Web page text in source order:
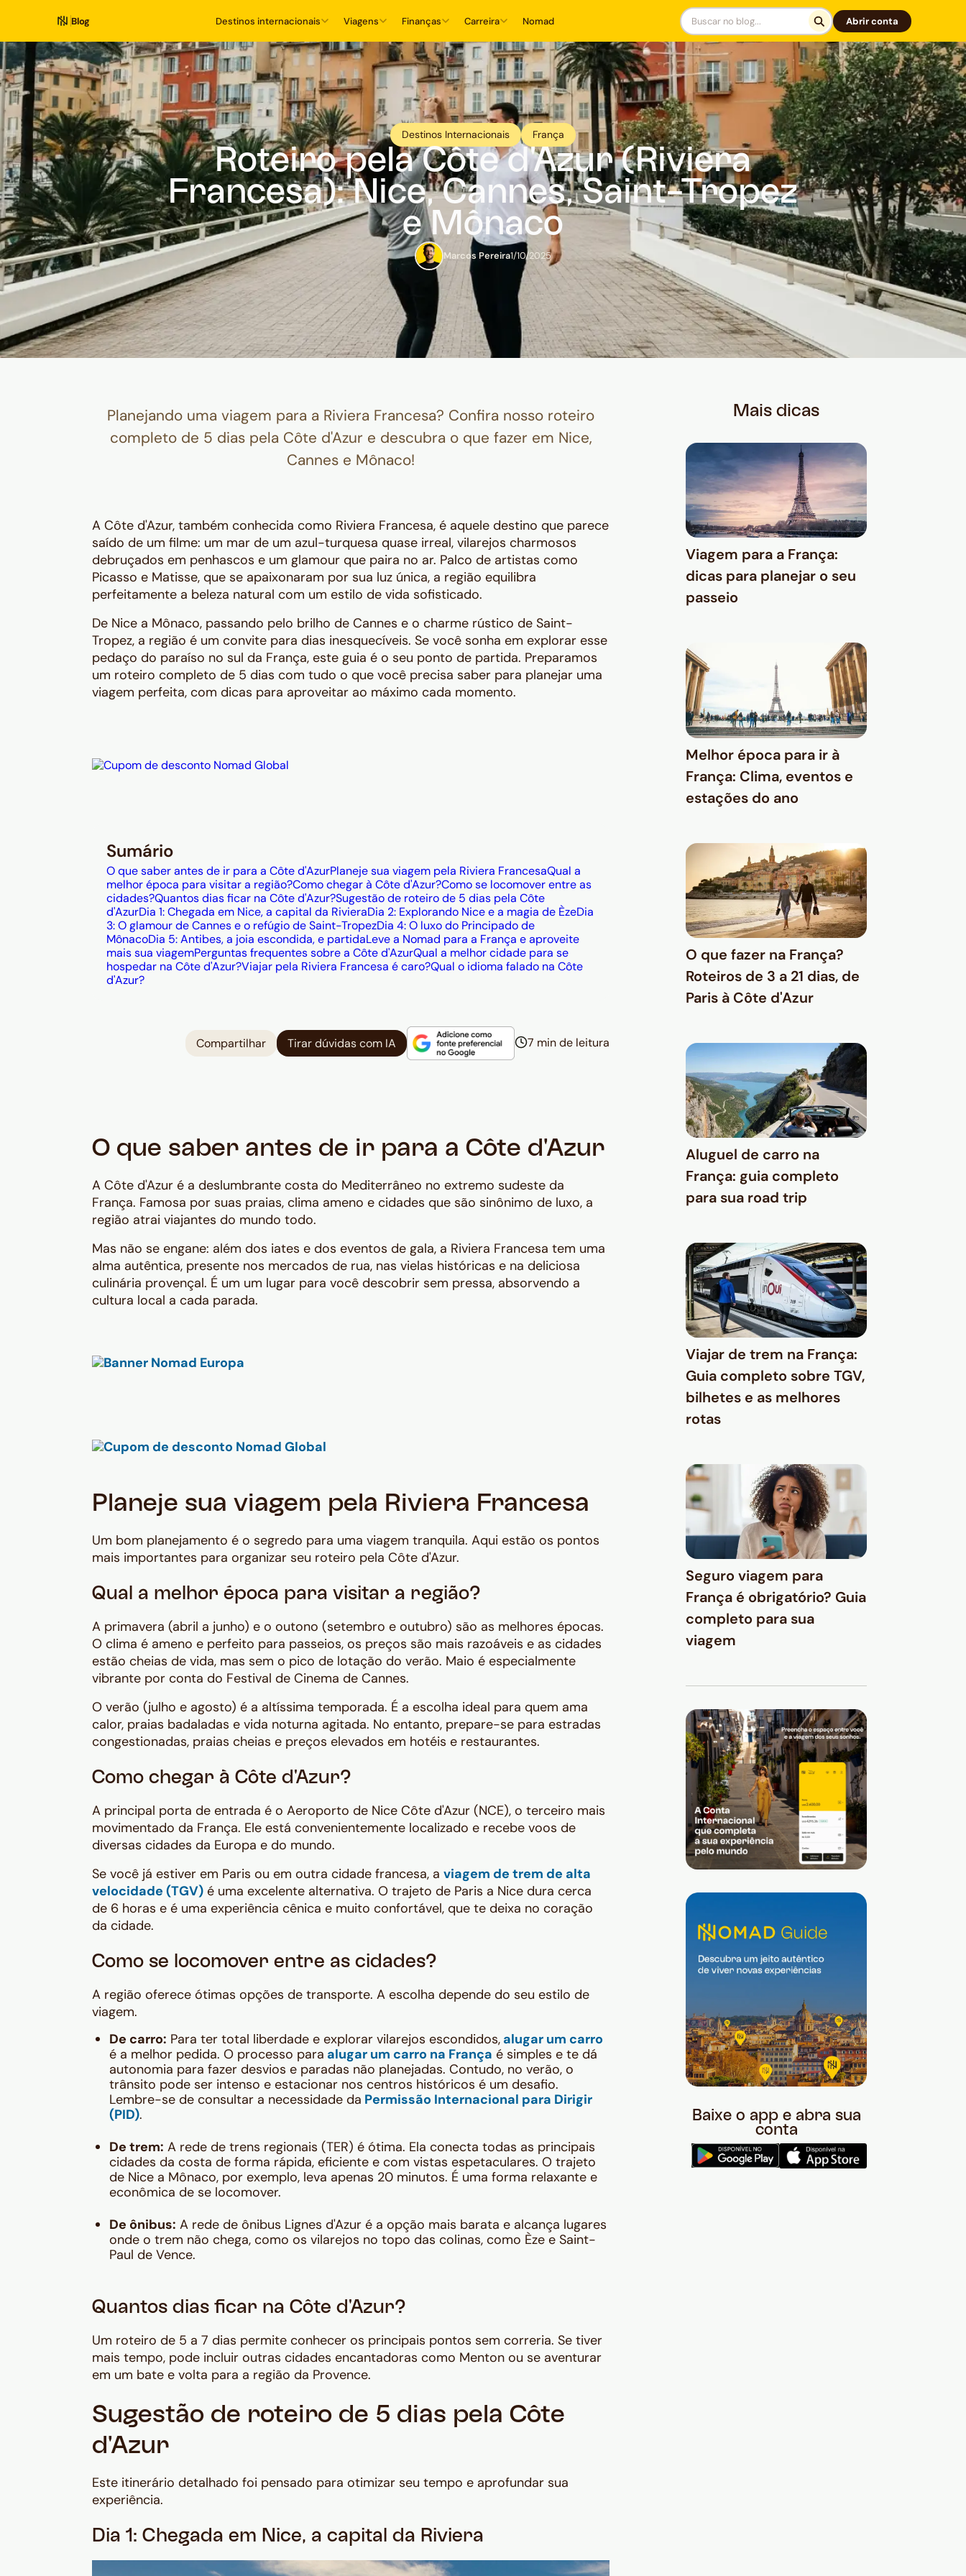
Blog Destinos internacionais Viagens Finanças Carreira Nomad Abrir conta
Destinos Internacionais França
Roteiro pela Côte d'Azur (Riviera
Francesa): Nice, Cannes, Saint-Tropez
e Mônaco
Marcos Pereira1/10/2025
Planejando uma viagem para a Riviera Francesa? Confira nosso roteiro
completo de 5 dias pela Côte d'Azur e descubra o que fazer em Nice,
Cannes e Mônaco!
A Côte d'Azur, também conhecida como Riviera Francesa, é aquele destino que parece
saído de um filme: um mar de um azul-turquesa quase irreal, vilarejos charmosos
debruçados em penhascos e um glamour que paira no ar. Palco de artistas como
Picasso e Matisse, que se apaixonaram por sua luz única, a região equilibra
perfeitamente a beleza natural com um estilo de vida sofisticado.
De Nice a Mônaco, passando pelo brilho de Cannes e o charme rústico de Saint-
Tropez, a região é um convite para dias inesquecíveis. Se você sonha em explorar esse
pedaço do paraíso no sul da França, este guia é o seu ponto de partida. Preparamos
um roteiro completo de 5 dias com tudo o que você precisa saber para planejar uma
viagem perfeita, com dicas para aproveitar ao máximo cada momento.
Sumário
O que saber antes de ir para a Côte d'AzurPlaneje sua viagem pela Riviera FrancesaQual a
melhor época para visitar a região?Como chegar à Côte d'Azur?Como se locomover entre as
cidades?Quantos dias ficar na Côte d'Azur?Sugestão de roteiro de 5 dias pela Côte
d'AzurDia 1: Chegada em Nice, a capital da RivieraDia 2: Explorando Nice e a magia de ÈzeDia
3: O glamour de Cannes e o refúgio de Saint-TropezDia 4: O luxo do Principado de
MônacoDia 5: Antibes, a joia escondida, e partidaLeve a Nomad para a França e aproveite
mais sua viagemPerguntas frequentes sobre a Côte d'AzurQual a melhor cidade para se
hospedar na Côte d'Azur?Viajar pela Riviera Francesa é caro?Qual o idioma falado na Côte
d'Azur?
Compartilhar Tirar dúvidas com IA 7 min de leitura
O que saber antes de ir para a Côte d'Azur
A Côte d'Azur é a deslumbrante costa do Mediterrâneo no extremo sudeste da
França. Famosa por suas praias, clima ameno e cidades que são sinônimo de luxo, a
região atrai viajantes do mundo todo.
Mas não se engane: além dos iates e dos eventos de gala, a Riviera Francesa tem uma
alma autêntica, presente nos mercados de rua, nas vielas históricas e na deliciosa
culinária provençal. É um um lugar para você descobrir sem pressa, absorvendo a
cultura local a cada parada.
Planeje sua viagem pela Riviera Francesa
Um bom planejamento é o segredo para uma viagem tranquila. Aqui estão os pontos
mais importantes para organizar seu roteiro pela Côte d'Azur.
Qual a melhor época para visitar a região?
A primavera (abril a junho) e o outono (setembro e outubro) são as melhores épocas.
O clima é ameno e perfeito para passeios, os preços são mais razoáveis e as cidades
estão cheias de vida, mas sem o pico de lotação do verão. Maio é especialmente
vibrante por conta do Festival de Cinema de Cannes.
O verão (julho e agosto) é a altíssima temporada. É a escolha ideal para quem ama
calor, praias badaladas e vida noturna agitada. No entanto, prepare-se para estradas
congestionadas, praias cheias e preços elevados em hotéis e restaurantes.
Como chegar à Côte d'Azur?
A principal porta de entrada é o Aeroporto de Nice Côte d'Azur (NCE), o terceiro mais
movimentado da França. Ele está convenientemente localizado e recebe voos de
diversas cidades da Europa e do mundo.
Se você já estiver em Paris ou em outra cidade francesa, a viagem de trem de alta
velocidade (TGV) é uma excelente alternativa. O trajeto de Paris a Nice dura cerca
de 6 horas e é uma experiência cênica e muito confortável, que te deixa no coração
da cidade.
Como se locomover entre as cidades?
A região oferece ótimas opções de transporte. A escolha depende do seu estilo de
viagem.
De carro: Para ter total liberdade e explorar vilarejos escondidos, alugar um carro
é a melhor pedida. O processo para alugar um carro na França é simples e te dá
autonomia para fazer desvios e paradas não planejadas. Contudo, no verão, o
trânsito pode ser intenso e estacionar nos centros históricos é um desafio.
Lembre-se de consultar a necessidade da Permissão Internacional para Dirigir
(PID).
De trem: A rede de trens regionais (TER) é ótima. Ela conecta todas as principais
cidades da costa de forma rápida, eficiente e com vistas espetaculares. O trajeto
de Nice a Mônaco, por exemplo, leva apenas 20 minutos. É uma forma relaxante e
econômica de se locomover.
De ônibus: A rede de ônibus Lignes d'Azur é a opção mais barata e alcança lugares
onde o trem não chega, como os vilarejos no topo das colinas, como Èze e Saint-
Paul de Vence.
Quantos dias ficar na Côte d'Azur?
Um roteiro de 5 a 7 dias permite conhecer os principais pontos sem correria. Se tiver
mais tempo, pode incluir outras cidades encantadoras como Menton ou se aventurar
em um bate e volta para a região da Provence.
Sugestão de roteiro de 5 dias pela Côte
d'Azur
Este itinerário detalhado foi pensado para otimizar seu tempo e aprofundar sua
experiência.
Dia 1: Chegada em Nice, a capital da Riviera
Mais dicas
Viagem para a França:
dicas para planejar o seu
passeio
Melhor época para ir à
França: Clima, eventos e
estações do ano
O que fazer na França?
Roteiros de 3 a 21 dias, de
Paris à Côte d'Azur
Aluguel de carro na
França: guia completo
para sua road trip
Viajar de trem na França:
Guia completo sobre TGV,
bilhetes e as melhores
rotas
Seguro viagem para
França é obrigatório? Guia
completo para sua
viagem
Baixe o app e abra sua
conta